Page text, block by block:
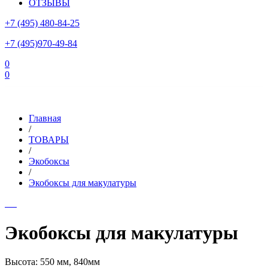
ОТЗЫВЫ
+7 (495) 480-84-25
+7 (495)970-49-84
0
0
Главная
/
ТОВАРЫ
/
Экобоксы
/
Экобоксы для макулатуры
Экобоксы для макулатуры
Высота: 550 мм, 840мм